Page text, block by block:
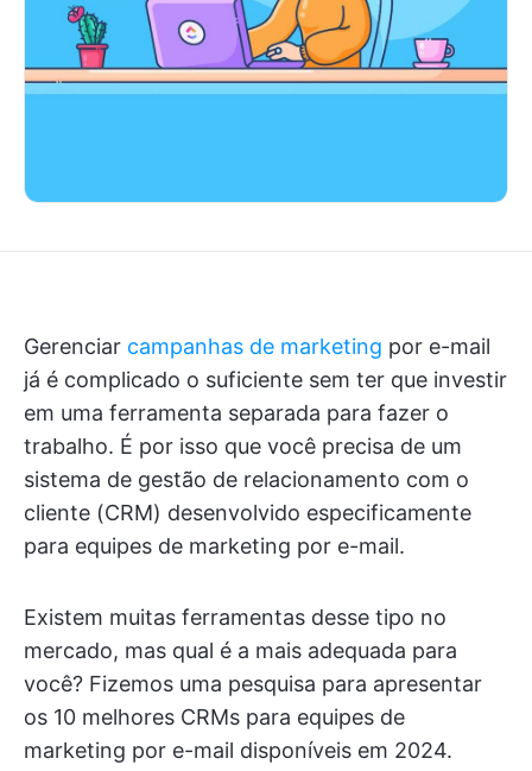
Gerenciar campanhas de marketing por e-mail
já é complicado o suficiente sem ter que investir
em uma ferramenta separada para fazer o
trabalho. É por isso que você precisa de um
sistema de gestão de relacionamento com o
cliente (CRM) desenvolvido especificamente
para equipes de marketing por e-mail.
Existem muitas ferramentas desse tipo no
mercado, mas qual é a mais adequada para
você? Fizemos uma pesquisa para apresentar
os 10 melhores CRMs para equipes de
marketing por e-mail disponíveis em 2024.